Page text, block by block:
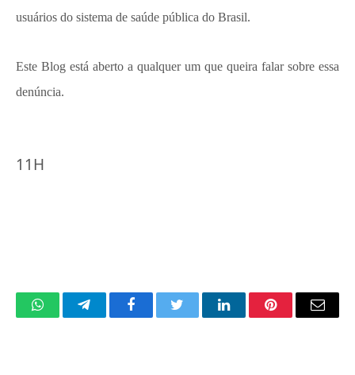
usuários do sistema de saúde pública do Brasil.
Este Blog está aberto a qualquer um que queira falar sobre essa
denúncia.
11H
WhatsAppTelegramFacebookTwitter LinkedInPinterestEmail